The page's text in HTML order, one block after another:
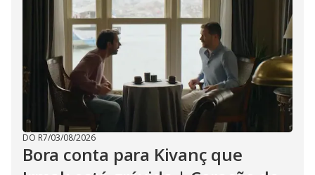
DO R7/03/08/2026
Bora conta para Kivanç que